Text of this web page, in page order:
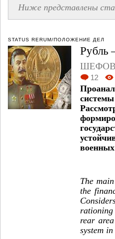
Ниже представлены
STATUS RERUM/ПОЛОЖЕНИЕ ДЕЛ
Рубль
ШЕФОВ
12
The
the
rationing
rear
system